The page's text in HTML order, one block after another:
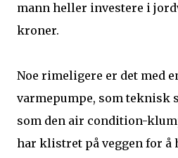
mann heller investere i
kroner.
Noe rimeligere er det med
varmepumpe, som teknisk
som den air condition-
har klistret på veggen for å